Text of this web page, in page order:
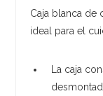
Caja blanca de
ideal para el
La caja